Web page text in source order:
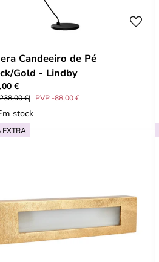
Candeeiro de Pé
Gold - Lindby
€
238,00 € PVP -88,00 €
stock